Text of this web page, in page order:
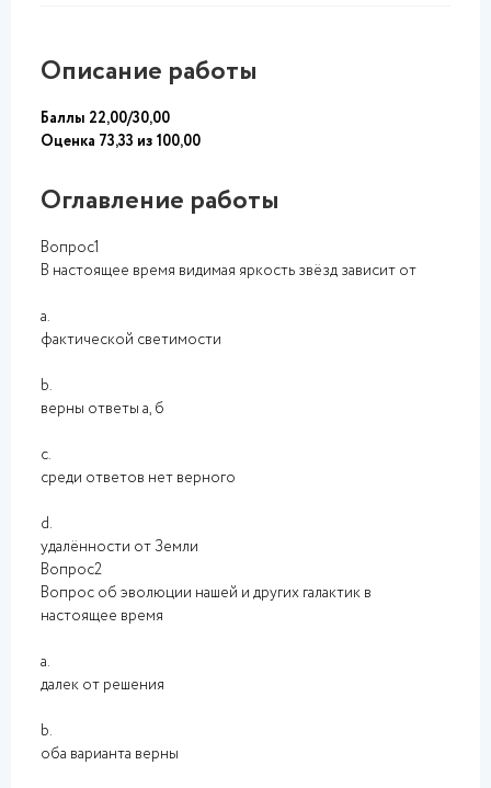
Описание работы
Баллы 22,00/30,00
Оценка 73,33 из 100,00
Оглавление работы
Вопрос1
В настоящее время видимая яркость звёзд зависит от
a.
фактической светимости
b.
верны ответы а, б
c.
среди ответов нет верного
d.
удалённости от Земли
Вопрос2
Вопрос об эволюции нашей и других галактик в
настоящее время
a.
далек от решения
b.
оба варианта верны